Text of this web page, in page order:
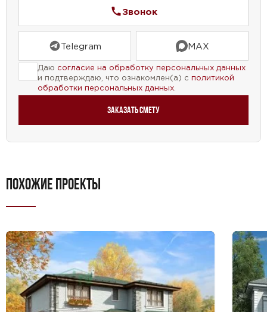
Проект дома №40-07 — это идеальное решение
для тех, кто мечтает о просторном и уютном
жилье с вторым светом, мансардой, цокольным
этажом и всеми необходимыми комнатами для
комфортной жизни.
Звонок
Telegram MAX
Даю согласие на обработку персональных данных
и подтверждаю, что ознакомлен(а) с политикой
обработки персональных данных.
Заказать смету
ПОХОЖИЕ ПРОЕКТЫ